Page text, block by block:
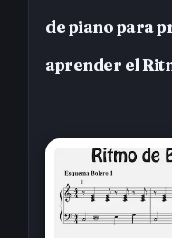
de piano para
aprender el